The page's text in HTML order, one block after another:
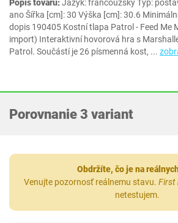
Popis tovaru:Jazyk: francouzský Typ:
ano Šířka [cm]: 30 Výška [cm]: 30.6
dopis 190405 Kostní tlapa Patrol - Feed Me
import) Interaktivní hovorová hra s
Patrol. Součástí je 26 písmenná kost, ...
Porovnanie 3 variant
Obdržíte, čo je na
Venujte pozornosť reálnemu stavu. First
netestujem.